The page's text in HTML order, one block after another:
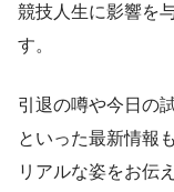
競技人生に影響を
す。
引退の噂や今日の
といった最新情報
リアルな姿をお伝